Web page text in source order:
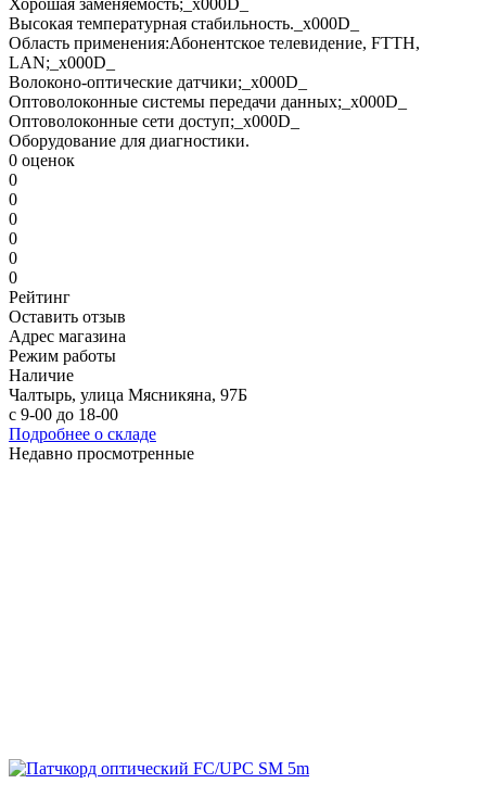
Высокая температурная стабильность._x000D_
Область применения:Абонентское телевидение, FTTH,
LAN;_x000D_
Волоконо-оптические датчики;_x000D_
Оптоволоконные системы передачи данных;_x000D_
Оптоволоконные сети доступ;_x000D_
Оборудование для диагностики.
0 оценок
0
0
0
0
0
0
Рейтинг
Оставить отзыв
Адрес магазина
Режим работы
Наличие
Чалтырь, улица Мясникяна, 97Б
с 9-00 до 18-00
Подробнее о складе
Недавно просмотренные